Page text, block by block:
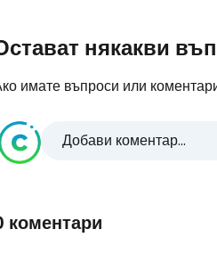
някакви
имате въпроси или
Добави коментар...
коментари